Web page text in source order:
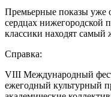
Премьерные показы уже
сердцах нижегородской
классики находят самый
Справка:
VIII Международный
ежегодный культурный